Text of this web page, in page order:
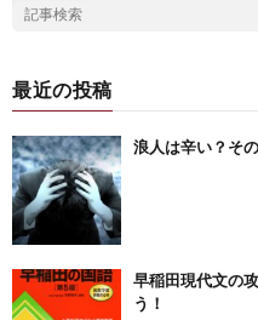
最近の投稿
浪人は辛い？そ
早稲田現代文の
う！